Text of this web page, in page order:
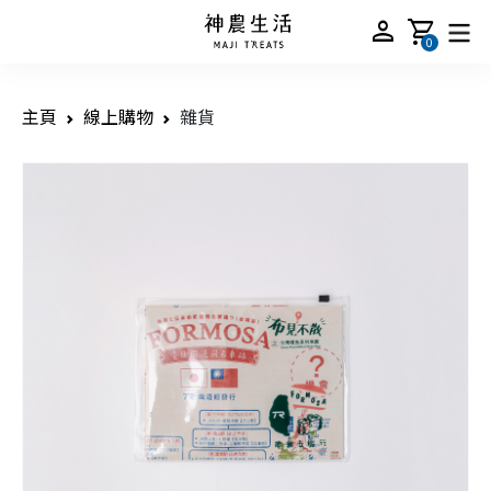
person shopping_cart
0
主頁 線上購物 雜貨